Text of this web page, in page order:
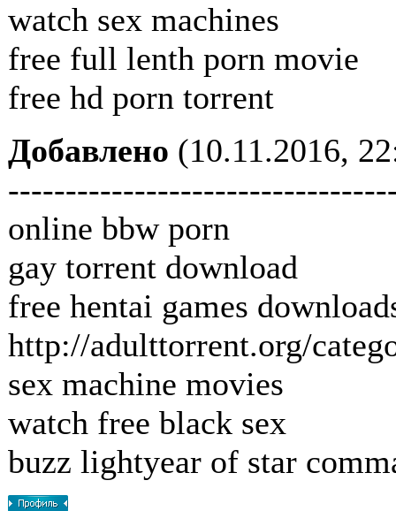
watch sex machines
free full lenth porn movie
free hd porn torrent
Добавлено (10.11.2016,
online bbw porn
gay torrent download
free hentai games
http://adulttorrent.org/
sex machine movies
watch free black sex
buzz lightyear of star